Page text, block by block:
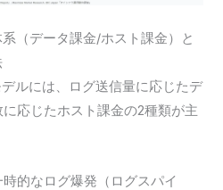
（データ課金/ホスト課金）と
ルには、ログ送信量に応じたデ
応じたホスト課金の2種類が主
的なログ爆発（ログスパイ